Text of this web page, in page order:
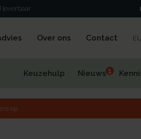
leverbaar
Over ons Contact
Keuzehulp Nieuws1
op.